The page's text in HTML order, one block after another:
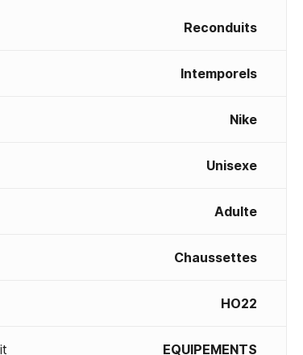
Reconduits
Intemporels
Nike
Unisexe
Adulte
Chaussettes
HO22
EQUIPEMENTS